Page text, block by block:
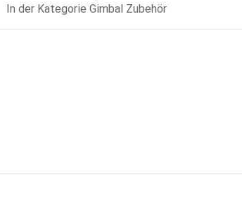
In der Kategorie Gimbal Zubehör